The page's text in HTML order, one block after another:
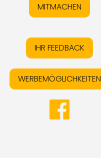
MITMACHEN
IHR FEEDBACK
WERBEMÖGLICHKEITEN